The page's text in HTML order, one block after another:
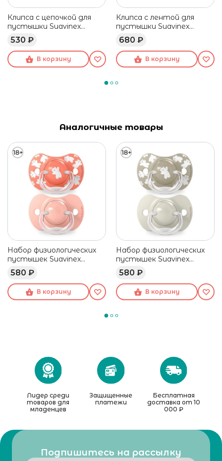
Клипса с цепочкой для
пустышки Suavinex
голубая
530 ₽
В корзину
Клипса c лентой для
пустышки Suavinex
голубая
680 ₽
В корзину
Аналогичные товары
Набор физиологических
пустышек Suavinex
розовый, 18+ мес, 2 шт
580 ₽
В корзину
Набор физиологических
пустышек Suavinex
бежевый, 18+ мес, 2 шт
580 ₽
В корзину
Лидер среди
товаров для
младенцев
Защищенные
платежи
Бесплатная
доставка от 10
000 ₽
Подпишитесь на рассылку